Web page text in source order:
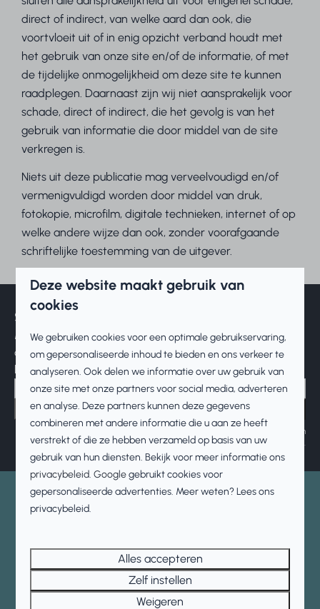
direct of indirect, van welke aard dan ook, die
voortvloeit uit of in enig opzicht verband houdt met
het gebruik van onze site en/of de informatie, of met
de tijdelijke onmogelijkheid om deze site te kunnen
raadplegen. Daarnaast zijn wij niet aansprakelijk voor
schade, direct of indirect, die het gevolg is van het
gebruik van informatie die door middel van de site
verkregen is.
Niets uit deze publicatie mag verveelvoudigd en/of
vermenigvuldigd worden door middel van druk,
fotokopie, microfilm, digitale technieken, internet of op
welke andere wijze dan ook, zonder voorafgaande
schriftelijke toestemming van de uitgever.
Schrijf u in!
Meld u aan voor onze nieuwsbrief en
ontvang het laatste nieuws en diverse
kortingen!
Inschrijven
zijn van
toepassing.
Veilig betalen
Deze website maakt gebruik van
cookies
We gebruiken cookies voor een optimale gebruikservaring,
om gepersonaliseerde inhoud te bieden en ons verkeer te
analyseren. Ook delen we informatie over uw gebruik van
onze site met onze partners voor social media, adverteren
en analyse. Deze partners kunnen deze gegevens
combineren met andere informatie die u aan ze heeft
verstrekt of die ze hebben verzameld op basis van uw
gebruik van hun diensten. Bekijk voor meer informatie ons
privacybeleid.Googlegebruikt cookies voor
gepersonaliseerde advertenties. Meer weten? Lees ons
privacybeleid.
Alles accepteren
Zelf instellen
Weigeren